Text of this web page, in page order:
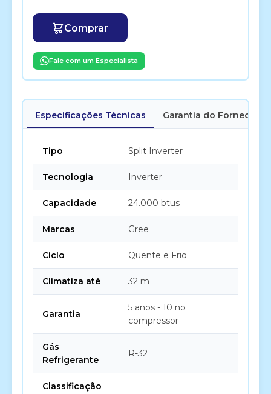
Comprar
Fale com um Especialista
Especificações Técnicas Garantia do Fornecedor
Tipo Split Inverter
Tecnologia Inverter
Capacidade 24.000 btus
Marcas Gree
Ciclo Quente e Frio
Climatiza até 32 m
Garantia
5 anos - 10 no
compressor
Gás
Refrigerante
R-32
Classificação